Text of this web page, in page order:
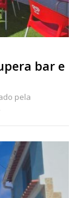
bar e
pela